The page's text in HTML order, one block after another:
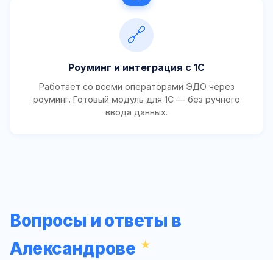
🔗
Роуминг и интеграция с 1С
Работает со всеми операторами ЭДО через
роуминг. Готовый модуль для 1С — без ручного
ввода данных.
Вопросы и ответы в
Александрове